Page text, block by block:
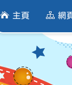
網
主頁